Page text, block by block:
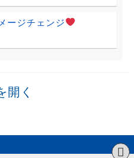
ージチェンジ
開く